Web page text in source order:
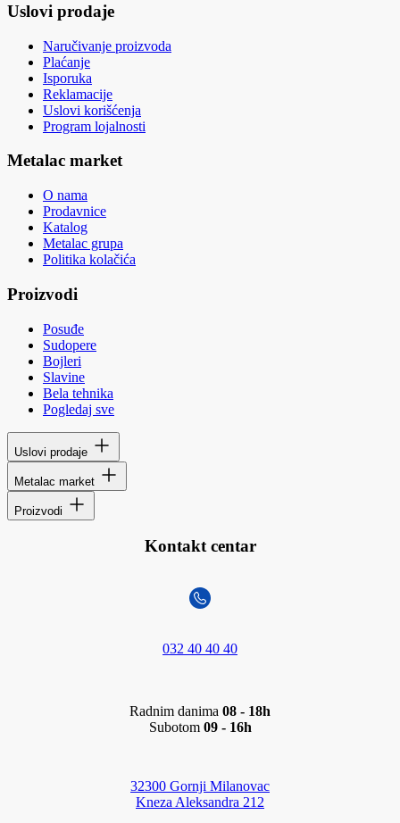
Uslovi prodaje
Naručivanje proizvoda
Plaćanje
Isporuka
Reklamacije
Uslovi korišćenja
Program lojalnosti
Metalac market
O nama
Prodavnice
Katalog
Metalac grupa
Politika kolačića
Proizvodi
Posuđe
Sudopere
Bojleri
Slavine
Bela tehnika
Pogledaj sve
Uslovi prodaje
Metalac market
Proizvodi
Kontakt centar
032 40 40 40
Radnim danima 08 - 18h
Subotom 09 - 16h
32300 Gornji Milanovac
Kneza Aleksandra 212